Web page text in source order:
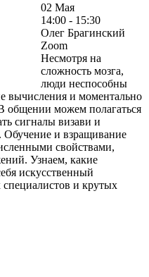
02 Мая
14:00 - 15:30
Олег Брагинский
Zoom
Несмотря на
сложность мозга,
люди неспособны
вычисления и моментально
общении можем полагаться
сигналы визави и
Обучение и взращивание
свойствами,
Узнаем, какие
искусственный
и крутых